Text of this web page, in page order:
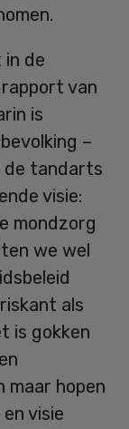
in de
van
is
–
de tandarts
visie:
mondzorg
we wel
als
is gokken
maar hopen
visie